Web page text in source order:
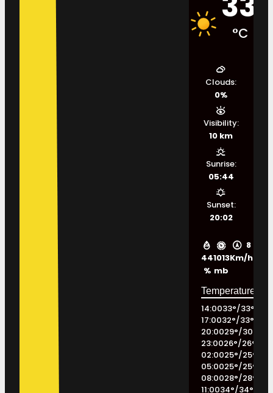
°C
44
%
1013
mb
8
Km/h
Clouds:
0%
Visibility:
10 km
Sunrise:
05:44
Sunset:
20:02
14:0033°/33°
17:0032°/33°
20:0029°/30
23:0026°/26°
02:0025°/25°
05:0025°/25°
08:0028°/28°
11:0034°/34°